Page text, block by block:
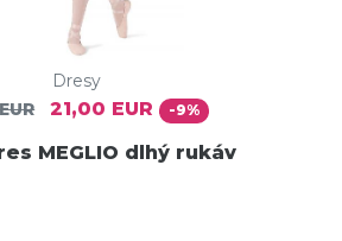
Dresy
21,00 EUR -9%
MEGLIO dlhý rukáv